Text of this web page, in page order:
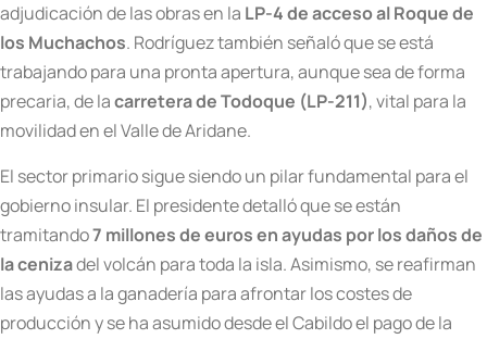
adjudicación de las obras en la LP-4 de acceso al Roque de
los Muchachos. Rodríguez también señaló que se está
trabajando para una pronta apertura, aunque sea de forma
precaria, de lacarretera de Todoque (LP-211), vital para la
movilidad en el Valle de Aridane.
El sector primario sigue siendo un pilar fundamental para el
gobierno insular. El presidente detalló que se están
tramitando7 millones de euros en ayudas por los daños de
la cenizadel volcán para toda la isla. Asimismo, se reafirman
las ayudas a la ganadería para afrontar los costes de
producción y se ha asumido desde el Cabildo el pago de la